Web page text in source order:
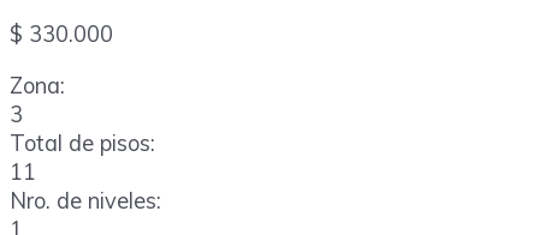
$ 330.000
Zona:
3
Total de pisos:
11
Nro. de niveles:
1